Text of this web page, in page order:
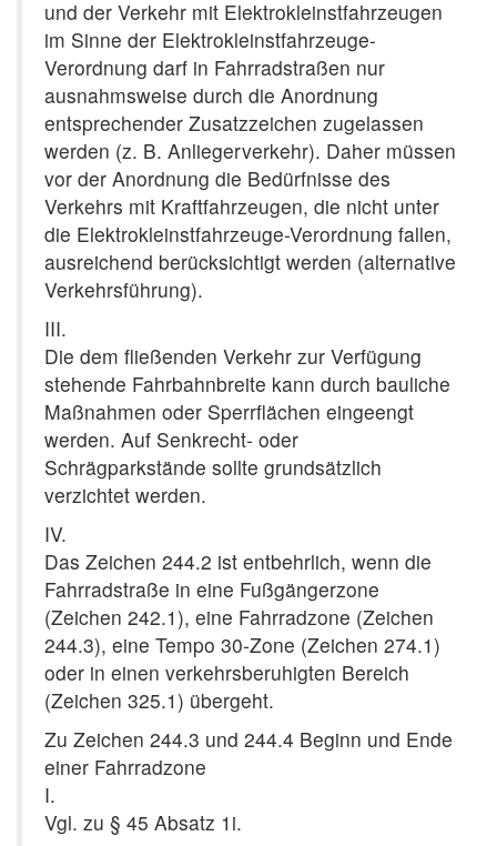
und der Verkehr mit Elektrokleinstfahrzeugen
im Sinne der Elektrokleinstfahrzeuge-
Verordnung darf in Fahrradstraßen nur
ausnahmsweise durch die Anordnung
entsprechender Zusatzzeichen zugelassen
werden (z. B. Anliegerverkehr). Daher müssen
vor der Anordnung die Bedürfnisse des
Verkehrs mit Kraftfahrzeugen, die nicht unter
die Elektrokleinstfahrzeuge-Verordnung fallen,
ausreichend berücksichtigt werden (alternative
Verkehrsführung).
III.
Die dem fließenden Verkehr zur Verfügung
stehende Fahrbahnbreite kann durch bauliche
Maßnahmen oder Sperrflächen eingeengt
werden. Auf Senkrecht- oder
Schrägparkstände sollte grundsätzlich
verzichtet werden.
IV.
Das Zeichen 244.2 ist entbehrlich, wenn die
Fahrradstraße in eine Fußgängerzone
(Zeichen 242.1), eine Fahrradzone (Zeichen
244.3), eine Tempo 30-Zone (Zeichen 274.1)
oder in einen verkehrsberuhigten Bereich
(Zeichen 325.1) übergeht.
Zu Zeichen 244.3 und 244.4 Beginn und Ende
einer Fahrradzone
I.
Vgl. zu § 45 Absatz 1i.